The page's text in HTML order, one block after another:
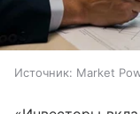
Источник: Market